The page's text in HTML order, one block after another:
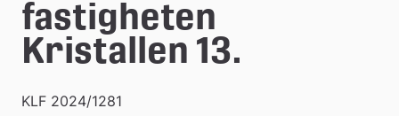
m
u
n
fastigheten
Kristallen 13.
KLF 2024/1281